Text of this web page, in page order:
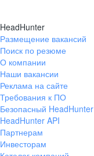
HeadHunter
Размещение вакансий
Поиск по резюме
О компании
Наши вакансии
Реклама на сайте
Требования к ПО
Безопасный HeadHunter
HeadHunter API
Партнерам
Инвесторам